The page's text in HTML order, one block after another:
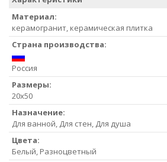
Материал:
керамогранит, керамическая плитка
Страна производства:
Россия
Размеры:
20x50
Назначение:
Для ванной, Для стен, Для душа
Цвета:
Белый, Разноцветный